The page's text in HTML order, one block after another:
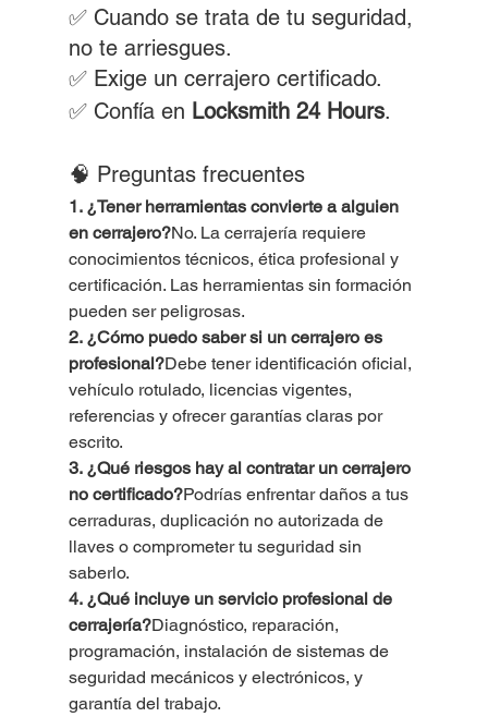
✅ Cuando se trata de tu seguridad,
no te arriesgues.
✅ Exige un cerrajero certificado.
✅ Confía en Locksmith 24 Hours.
🧠 Preguntas frecuentes
1. ¿Tener herramientas convierte a alguien
en cerrajero?No. La cerrajería requiere
conocimientos técnicos, ética profesional y
certificación. Las herramientas sin formación
pueden ser peligrosas.
2. ¿Cómo puedo saber si un cerrajero es
profesional?Debe tener identificación oficial,
vehículo rotulado, licencias vigentes,
referencias y ofrecer garantías claras por
escrito.
3. ¿Qué riesgos hay al contratar un cerrajero
no certificado?Podrías enfrentar daños a tus
cerraduras, duplicación no autorizada de
llaves o comprometer tu seguridad sin
saberlo.
4. ¿Qué incluye un servicio profesional de
cerrajería?Diagnóstico, reparación,
programación, instalación de sistemas de
seguridad mecánicos y electrónicos, y
garantía del trabajo.